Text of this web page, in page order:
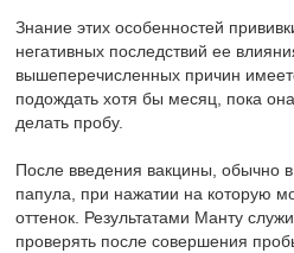
Знание этих особенностей
негативных последствий ее
вышеперечисленных причин
подождать хотя бы месяц, пока
делать пробу.
После введения вакцины, обычно
папула, при нажатии на которую
оттенок. Результатами Манту
проверять после совершения